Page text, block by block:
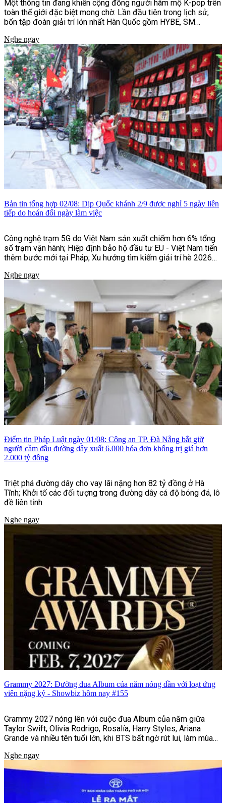
Một thông tin đang khiến cộng đồng người hâm mộ K-pop trên
toàn thế giới đặc biệt mong chờ. Lần đầu tiên trong lịch sử,
bốn tập đoàn giải trí lớn nhất Hàn Quốc gồm HYBE, SM
cùng bắt tay tổ chức lễ hội âm nhạc và văn hóa quy mô quốc tế
mang tên Fanomenon.
Nghe ngay
Bản tin tổng hợp 02/08: Dịp Quốc khánh 2/9 được nghỉ 5 ngày liên
tiếp do hoán đổi ngày làm việc
Công nghệ trạm 5G do Việt Nam sản xuất chiếm hơn 6% tổng
số trạm vận hành; Hiệp định bảo hộ đầu tư EU - Việt Nam tiến
thêm bước mới tại Pháp; Xu hướng tìm kiếm giải trí hè 2026
Nghe ngay
Điểm tin Pháp Luật ngày 01/08: Công an TP. Đà Nẵng bắt giữ
người cầm đầu đường dây xuất 6.000 hóa đơn khống trị giá hơn
2.000 tỷ đồng
Triệt phá đường dây cho vay lãi nặng hơn 82 tỷ đồng ở Hà
Tĩnh; Khởi tố các đối tượng trong đường dây cá độ bóng đá, lô
đề liên tỉnh
Nghe ngay
Grammy 2027: Đường đua Album của năm nóng dần với loạt ứng
viên nặng ký - Showbiz hôm nay #155
Grammy 2027 nóng lên với cuộc đua Album của năm giữa
Taylor Swift, Olivia Rodrigo, Rosalía, Harry Styles, Ariana
Grande và nhiều tên tuổi lớn, khi BTS bất ngờ rút lui, làm mùa
Nghe ngay